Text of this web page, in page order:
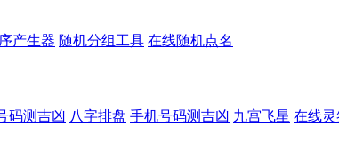
产生器 随机分组工具 在线随机点名
码测吉凶 八字排盘 手机号码测吉凶 九宫飞星 在线灵